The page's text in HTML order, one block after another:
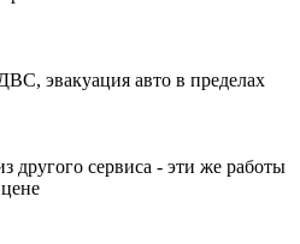
эвакуация авто в пределах
другого сервиса - эти же работы